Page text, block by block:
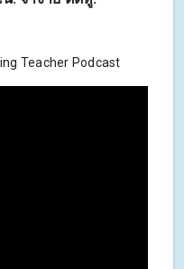
Teacher Podcast